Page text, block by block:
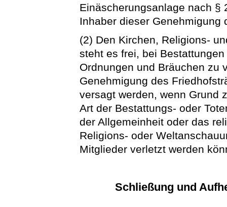
Einäscherungsanlage nach §
Inhaber dieser Genehmigung
(2) Den Kirchen, Religions-
steht es frei, bei
Ordnungen und Bräuchen zu
Genehmigung des
versagt werden, wenn Grund
Art der Bestattungs- oder
der Allgemeinheit oder das
Religions- oder
Mitglieder verletzt werden
Schließung und